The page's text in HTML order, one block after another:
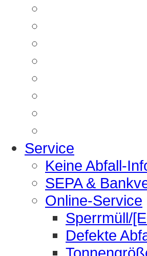
Service
Keine Abfall-
SEPA &
Online-Service
Sperrmüll/
Defekte